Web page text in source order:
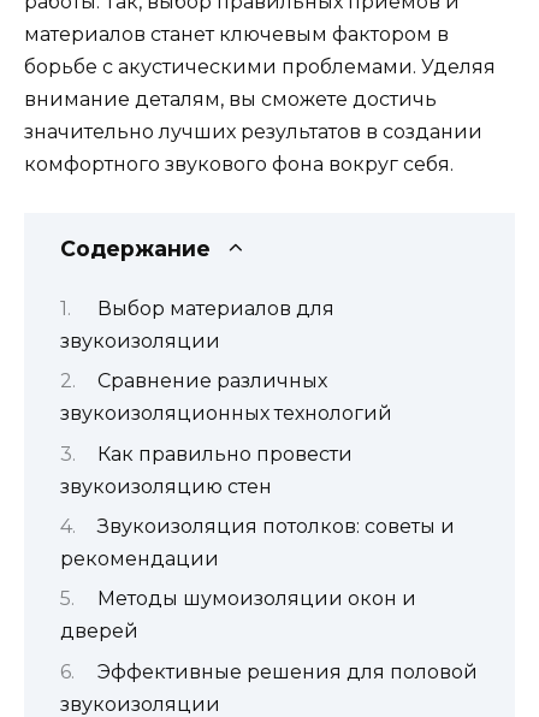
материалов станет ключевым фактором в
борьбе с акустическими проблемами. Уделяя
внимание деталям, вы сможете достичь
значительно лучших результатов в создании
комфортного звукового фона вокруг себя.
Содержание
Выбор материалов для
звукоизоляции
Сравнение различных
звукоизоляционных технологий
Как правильно провести
звукоизоляцию стен
Звукоизоляция потолков: советы и
рекомендации
Методы шумоизоляции окон и
дверей
Эффективные решения для половой
звукоизоляции